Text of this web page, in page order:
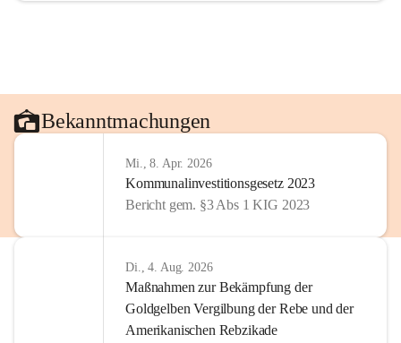
Bekanntmachungen
Mi., 8. Apr. 2026
Kommunalinvestitionsgesetz 2023
Bericht gem. §3 Abs 1 KIG 2023
Di., 4. Aug. 2026
Maßnahmen zur Bekämpfung der
Goldgelben Vergilbung der Rebe und der
Amerikanischen Rebzikade